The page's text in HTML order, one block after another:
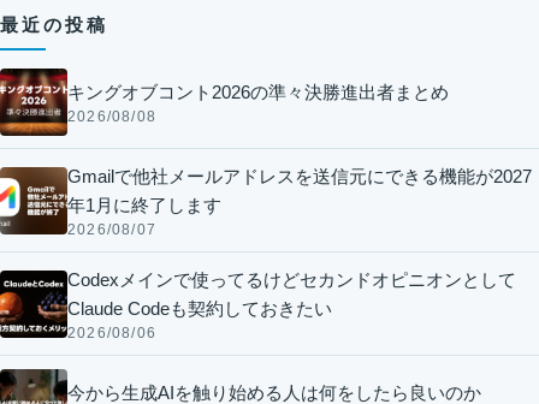
最近の投稿
キングオブコント2026の準々決勝進出者まとめ
2026/08/08
Gmailで他社メールアドレスを送信元にできる機能が2027
年1月に終了します
2026/08/07
Codexメインで使ってるけどセカンドオピニオンとして
Claude Codeも契約しておきたい
2026/08/06
今から生成AIを触り始める人は何をしたら良いのか